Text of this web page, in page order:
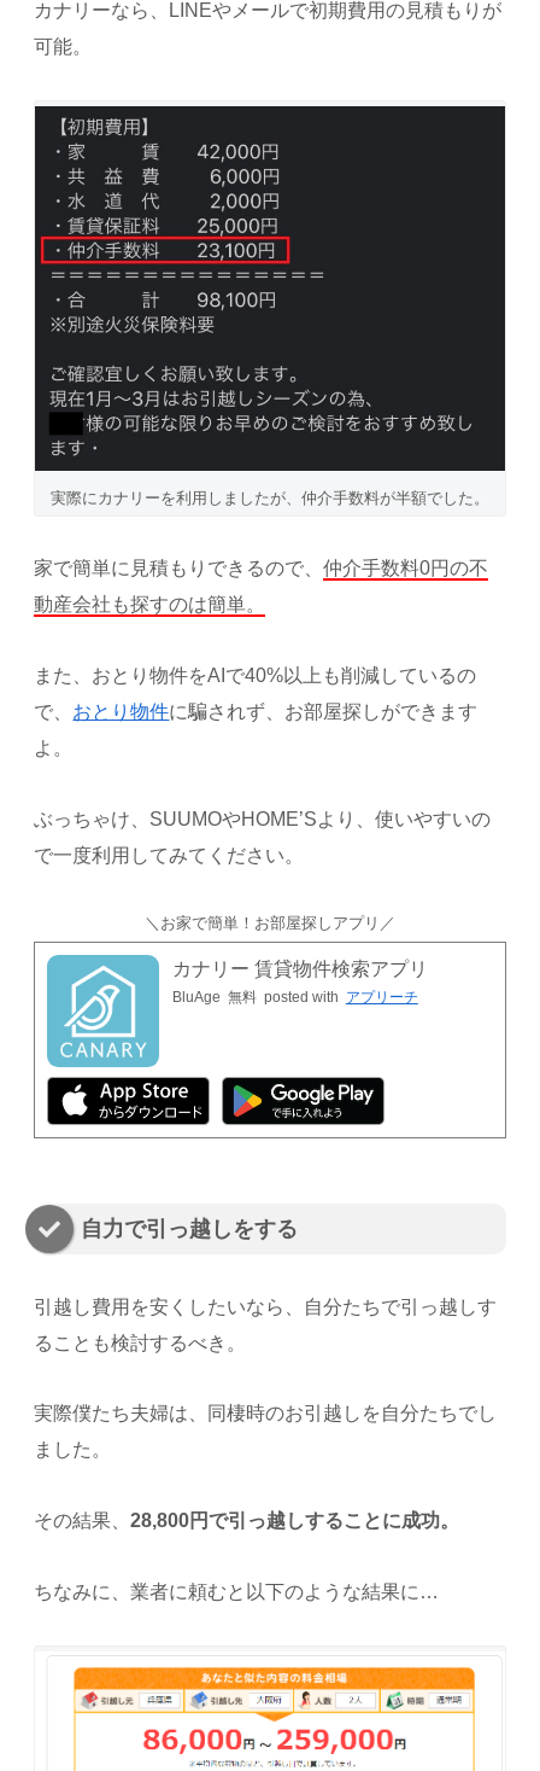
カナリーなら、LINEやメールで初期費用の見積もりが
可能。
実際にカナリーを利用しましたが、仲介手数料が半額でした。
家で簡単に見積もりできるので、仲介手数料0円の不
動産会社も探すのは簡単。
また、おとり物件をAIで40%以上も削減しているの
で、 おとり物件に騙されず、お部屋探しができます
よ。
ぶっちゃけ、SUUMOやHOME’Sより、使いやすいの
で一度利用してみてください。
＼お家で簡単！お部屋探しアプリ／
カナリー 賃貸物件検索アプリ
BluAge 無料 posted with アプリーチ
自力で引っ越しをする
引越し費用を安くしたいなら、自分たちで引っ越しす
ることも検討するべき。
実際僕たち夫婦は、同棲時のお引越しを自分たちでし
ました。
その結果、28,800円で引っ越しすることに成功。
ちなみに、業者に頼むと以下のような結果に…